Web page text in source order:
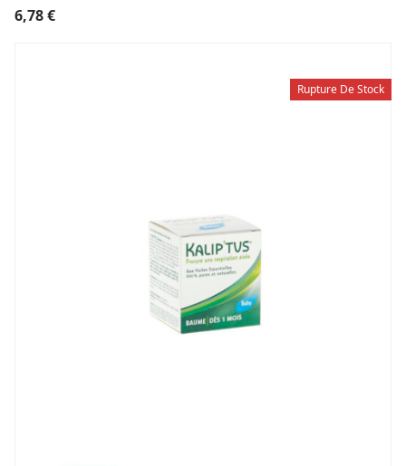
6,78€
Rupture De Stock